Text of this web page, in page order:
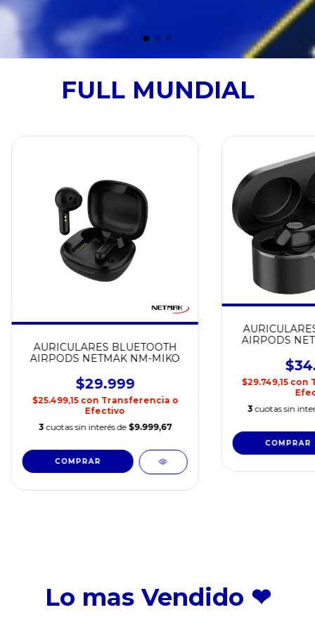
FULL MUNDIAL
AURICULARES BLUETOOTH
AIRPODS NETMAK NM-MIKO
$29.999
$25.499,15 con Transferencia o
Efectivo
3 cuotas sin interés de $9.999,67
AIRPODS
$29.749,15 con
3 cuotas sin
Lo mas Vendido ❤